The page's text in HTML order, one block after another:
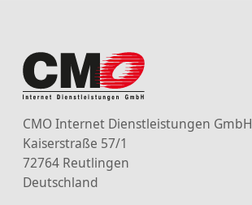
CMO Internet Dienstleistungen GmbH
Kaiserstraße 57/1
72764 Reutlingen
Deutschland